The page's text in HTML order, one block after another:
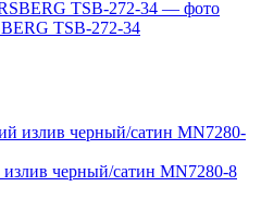
TSB-272-34
черный/сатин MN7280-8